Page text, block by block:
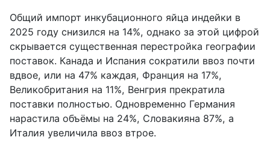
Общий импорт инкубационного яйца индейки в
2025 году снизился на 14%, однако за этой цифрой
скрывается существенная перестройка географии
поставок. Канада и Испания сократили ввоз почти
вдвое, или на 47% каждая, Франция на 17%,
Великобритания на 11%, Венгрия прекратила
поставки полностью. Одновременно Германия
нарастила объёмы на 24%, Словакияна 87%, а
Италия увеличила ввоз втрое.